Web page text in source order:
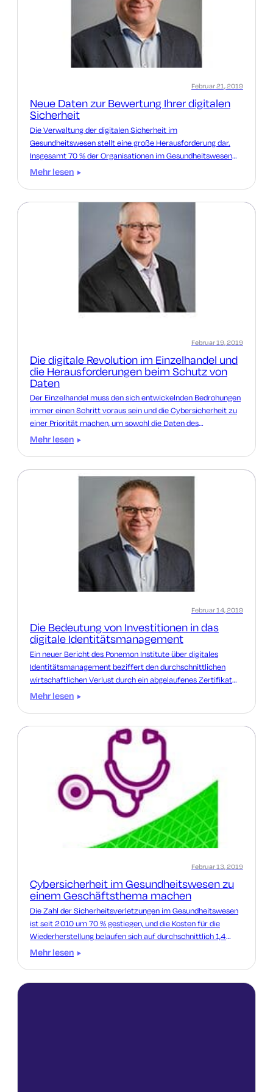
Neue Daten zur Bewertung Ihrer digitalen
Sicherheit
Februar 21, 2019
Die Verwaltung der digitalen Sicherheit im
Gesundheitswesen stellt eine große Herausforderung dar.
Insgesamt 70 % der Organisationen im Gesundheitswesen
verwenden mehrere Verschlüsselungstechnologien, um die
Mehr lesen
Die digitale Revolution im Einzelhandel und
die Herausforderungen beim Schutz von
Daten
Februar 19, 2019
Der Einzelhandel muss den sich entwickelnden Bedrohungen
immer einen Schritt voraus sein und die Cybersicherheit zu
einer Priorität machen, um sowohl die Daten des
Unternehmens als auch die der Kunden zu schützen.
Mehr lesen
Die Bedeutung von Investitionen in das
digitale Identitätsmanagement
Februar 14, 2019
Ein neuer Bericht des Ponemon Institute über digitales
Identitätsmanagement beziffert den durchschnittlichen
wirtschaftlichen Verlust durch ein abgelaufenes Zertifikat
auf unglaubliche 11,1 Millionen US-Dollar.
Mehr lesen
Cybersicherheit im Gesundheitswesen zu
einem Geschäftsthema machen
Februar 13, 2019
Die Zahl der Sicherheitsverletzungen im Gesundheitswesen
ist seit 2010 um 70 % gestiegen, und die Kosten für die
Wiederherstellung belaufen sich auf durchschnittlich 1,4
Millionen US-Dollar. Die digitale Sicherheit muss eine
Mehr lesen